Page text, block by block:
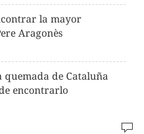
la mayor
Aragonès
de Cataluña
encontrarlo